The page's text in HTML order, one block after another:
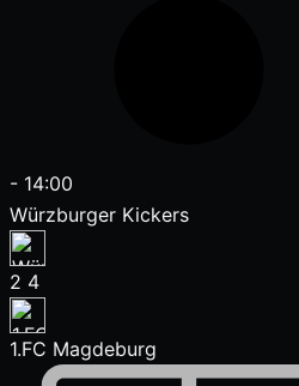
- 14:00
Würzburger Kickers
2 4
1.FC Magdeburg